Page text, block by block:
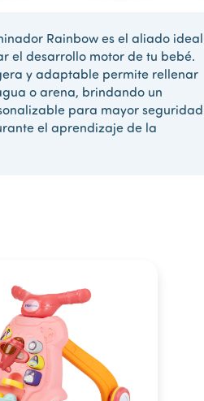
Rainbow es el aliado ideal
el desarrollo motor de tu bebé.
y adaptable permite rellenar
o arena, brindando un
para mayor seguridad
el aprendizaje de la